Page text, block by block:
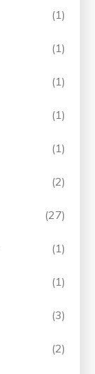
(1)
(1)
(1)
(1)
(1)
(2)
(27)
(1)
(1)
(3)
(2)